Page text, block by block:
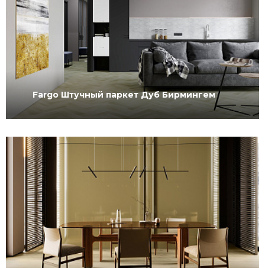
Fargo Штучный паркет Дуб Бирмингем